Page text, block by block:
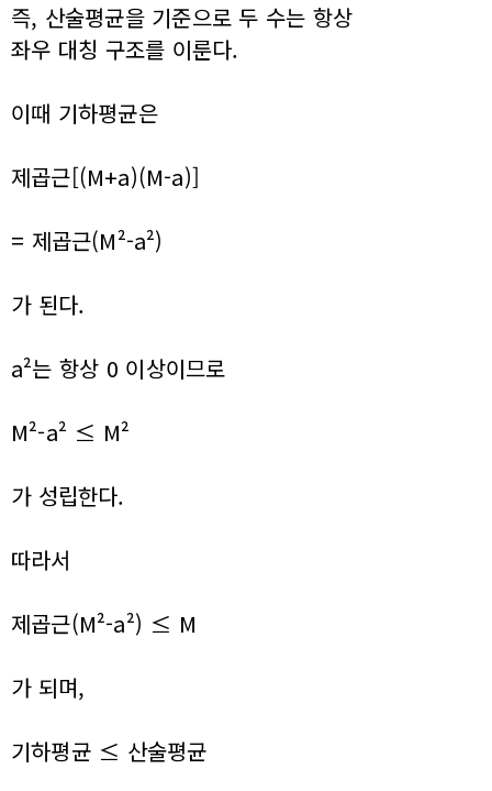
즉, 산술평균을 기준으로 두 수는 항상
좌우 대칭 구조를 이룬다.
이때 기하평균은
제곱근[(M+a)(M-a)]
= 제곱근(M²-a²)
가 된다.
a²는 항상 0 이상이므로
M²-a² ≤ M²
가 성립한다.
따라서
제곱근(M²-a²) ≤ M
가 되며,
기하평균 ≤ 산술평균